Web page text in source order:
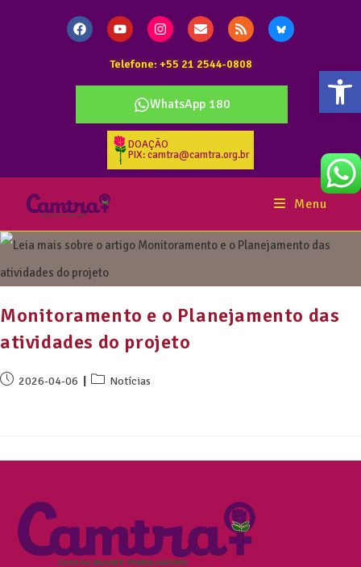
Telefone: +55 21 2544-0808
WhatsApp 180
DOAÇÃO
PIX: camtra@camtra.org.br
Menu
Monitoramento e o Planejamento das
atividades do projeto
2026-04-06 Notícias